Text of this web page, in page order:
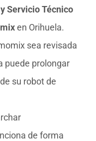
Servicio Técnico
en Orihuela.
sea revisada
puede prolongar
su robot de
de forma